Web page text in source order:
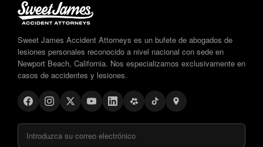
Sweet James Accident Attorneys es un bufete de abogados de
lesiones personales reconocido a nivel nacional con sede en
Newport Beach, California. Nos especializamos exclusivamente en
casos de accidentes y lesiones.